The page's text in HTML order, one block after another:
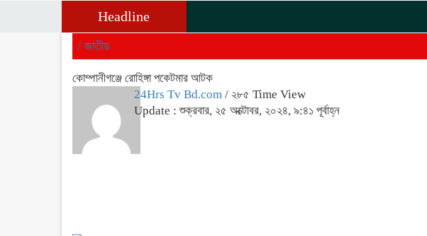
Headline
/ জাতীয়
কোম্পানীগঞ্জে রোহিঙ্গা পকেটমার আটক
24Hrs Tv Bd.com / ২৮৫ Time View
Update : শুক্রবার, ২৫ অক্টোবর, ২০২৪, ৯:৪১ পূর্বাহ্ন